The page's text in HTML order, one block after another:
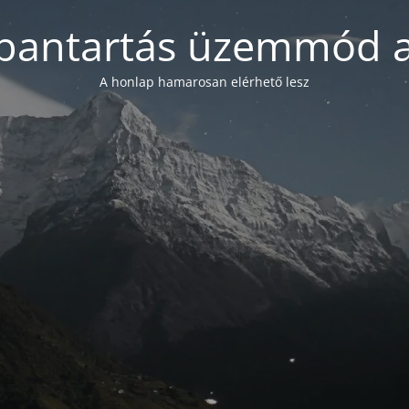
üzemmód
A honlap hamarosan elérhető lesz